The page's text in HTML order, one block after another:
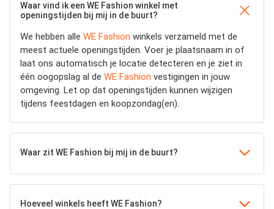
Waar vind ik een WE Fashion winkel met
openingstijden bij mij in de buurt?
We hebben alle WE Fashion winkels verzameld met de
meest actuele openingstijden. Voer je plaatsnaam in of
laat ons automatisch je locatie detecteren en je ziet in
één oogopslag al de WE Fashion vestigingen in jouw
omgeving. Let op dat openingstijden kunnen wijzigen
tijdens feestdagen en koopzondag(en).
Waar zit WE Fashion bij mij in de buurt?
Hoeveel winkels heeft WE Fashion?